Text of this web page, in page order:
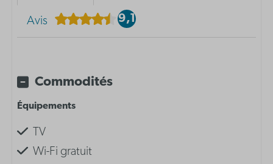
Avis 9,1
Commodités
Équipements
TV
Wi-Fi gratuit